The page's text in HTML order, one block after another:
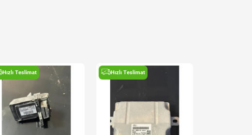
Hızlı Teslimat Hızlı Teslimat